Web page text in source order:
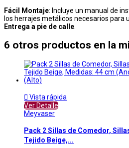
Fácil Montaje: Incluye un manual de
los herrajes metálicos necesarios para
Entrega a pie de calle
6 otros productos en la
 Vista rápida
Ver Detalle
Meyvaser
Pack 2 Sillas de Comedor,
Tejido Beige,...